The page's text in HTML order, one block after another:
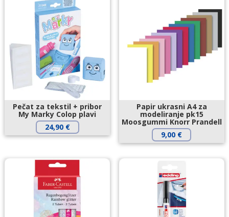
Pečat za tekstil + pribor
My Marky Colop plavi
24,90 €
Papir ukrasni A4 za
modeliranje pk15
Moosgummi Knorr Prandell
9,00 €